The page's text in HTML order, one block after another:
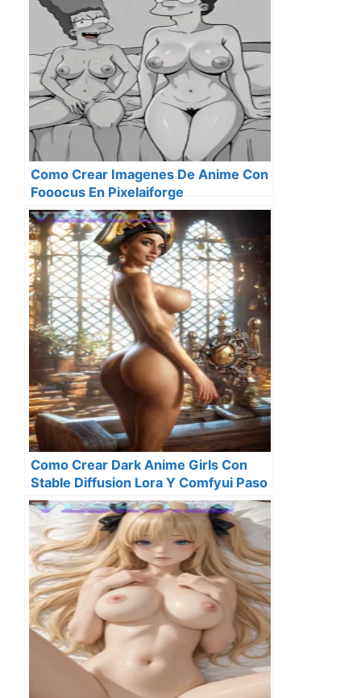
Como Crear Imagenes De Anime Con
Fooocus En Pixelaiforge
Como Crear Dark Anime Girls Con
Stable Diffusion Lora Y Comfyui Paso
A Paso